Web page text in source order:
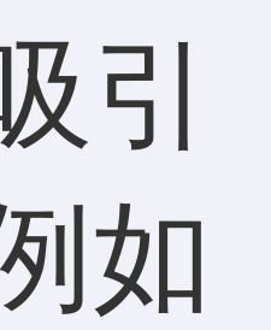
引
如